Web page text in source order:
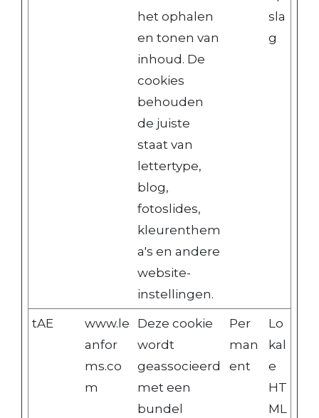
het ophalen
en tonen van
inhoud. De
cookies
behouden
de juiste
staat van
lettertype,
blog,
fotoslides,
kleurenthem
a's en andere
website-
instellingen.
sla
g
tAE
www.le
anfor
ms.co
m
Deze cookie
wordt
geassocieerd
met een
bundel
Per
man
ent
Lo
kal
e
HT
ML